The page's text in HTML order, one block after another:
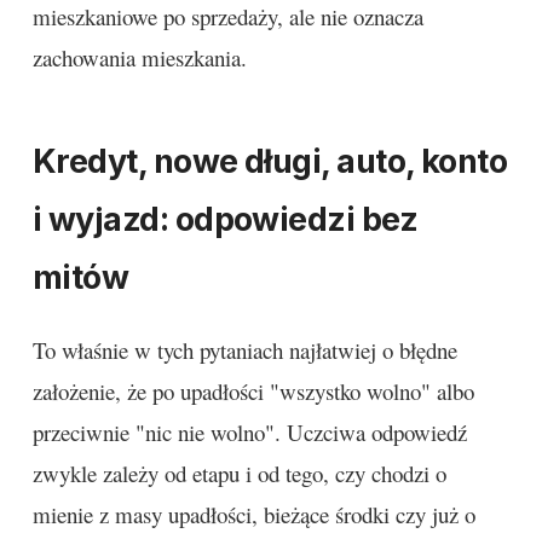
mieszkaniowe po sprzedaży, ale nie oznacza
zachowania mieszkania.
Kredyt, nowe długi, auto, konto
i wyjazd: odpowiedzi bez
mitów
To właśnie w tych pytaniach najłatwiej o błędne
założenie, że po upadłości "wszystko wolno" albo
przeciwnie "nic nie wolno". Uczciwa odpowiedź
zwykle zależy od etapu i od tego, czy chodzi o
mienie z masy upadłości, bieżące środki czy już o